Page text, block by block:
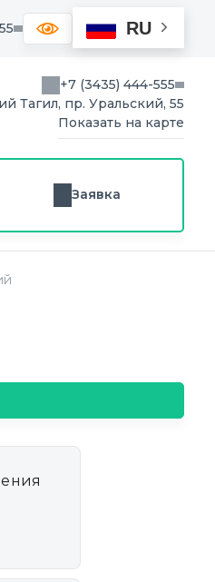
RU
+7 (3435) 444-555
Тагил, пр. Уральский, 55
Показать на карте
Заявка